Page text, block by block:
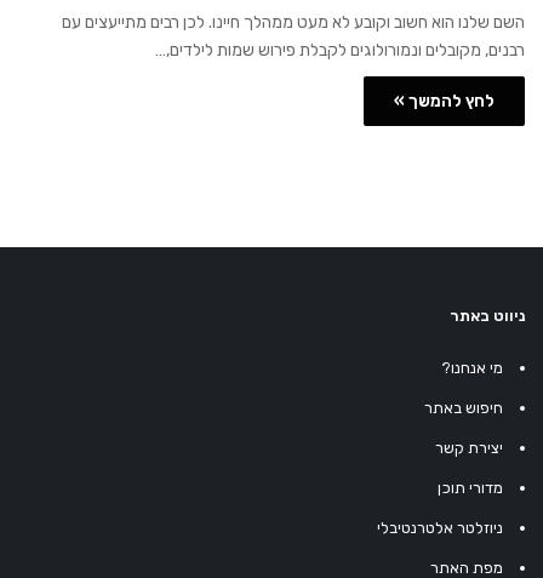
השם שלנו הוא חשוב וקובע לא מעט ממהלך חיינו. לכן רבים מתייעצים עם
רבנים, מקובלים ונמורולוגים לקבלת פירוש שמות לילדים,…
לחץ להמשך »
ניווט באתר
מי אנחנו?
חיפוש באתר
יצירת קשר
מדורי תוכן
ניוזלטר אלטרנטיבלי
מפת האתר